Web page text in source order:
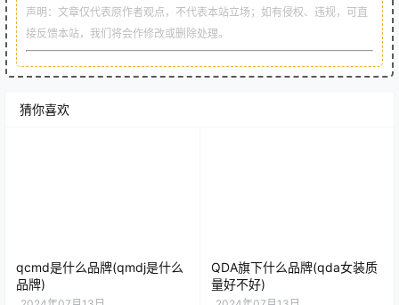
声明：文章仅代表原作者观点，不代表本站立场；如有侵权、违规，可直
接反馈本站，我们将会作修改或删除处理。
猜你喜欢
qcmd是什么品牌(qmdj是什么
品牌)
QDA旗下什么品牌(qda女装质
量好不好)